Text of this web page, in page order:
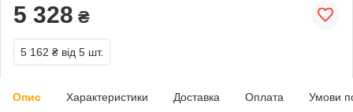
5 328 ₴
5 162 ₴ від 5 шт.
Опис Характеристики Доставка Оплата Умови